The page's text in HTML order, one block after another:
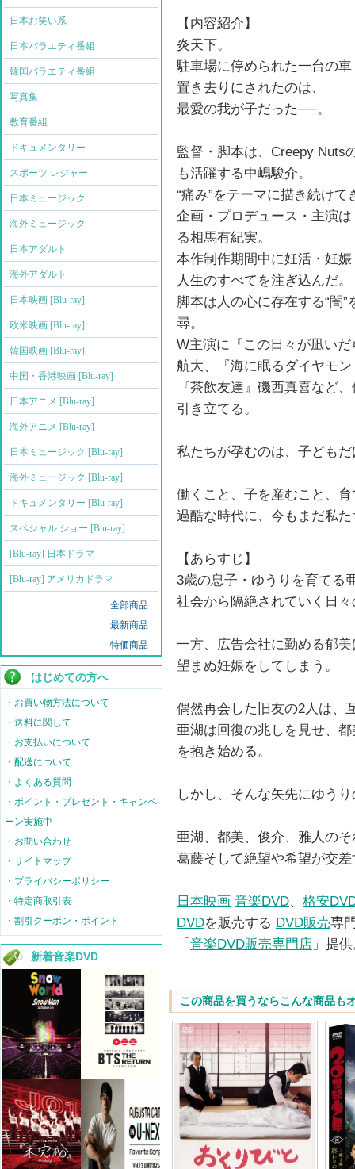
日本お笑い系
日本バラエティ番組
韓国バラエティ番組
写真集
教育番組
ドキュメンタリー
スポーツ レジャー
日本ミュージック
海外ミュージック
日本アダルト
海外アダルト
日本映画 [Blu-ray]
欧米映画 [Blu-ray]
韓国映画 [Blu-ray]
中国・香港映画 [Blu-ray]
日本アニメ [Blu-ray]
海外アニメ [Blu-ray]
日本ミュージック [Blu-ray]
海外ミュージック [Blu-ray]
ドキュメンタリー [Blu-ray]
スペシャル ショー [Blu-ray]
[Blu-ray] 日本ドラマ
[Blu-ray] アメリカドラマ
全部商品
最新商品
特価商品
はじめての方へ
・お買い物方法について
・送料に関して
・お支払いについて
・配送について
・よくある質問
・ポイント・プレゼント・キャンペ
ーン実施中
・お問い合わせ
・サイトマップ
・プライバシーポリシー
・特定商取引表
・割引クーポン・ポイント
新着音楽DVD
【内容紹介】
炎天下。
駐車場に停められた一台の車
置き去りにされたのは、
最愛の我が子だった──。
監督・脚本は、Creepy Nuts
も活躍する中嶋駿介。
“痛み”をテーマに描き続け
企画・プロデュース・主演
る相馬有紀実。
本作制作期間中に妊活・妊
人生のすべてを注ぎ込んだ。
脚本は人の心に存在する“闇
尋。
W主演に『この日々が凪い
航大、『海に眠るダイヤモ
『茶飲友達』磯西真喜など
引き立てる。
私たちが孕むのは、子ども
働くこと、子を産むこと、
過酷な時代に、今もまだ私
【あらすじ】
3歳の息子・ゆうりを育てる
社会から隔絶されていく日
一方、広告会社に勤める郁
望まぬ妊娠をしてしまう。
偶然再会した旧友の2人は、
亜湖は回復の兆しを見せ、
を抱き始める。
しかし、そんな矢先にゆう
亜湖、都美、俊介、雅人の
葛藤そして絶望や希望が交
日本映画 音楽DVD、 格安
DVDを販売する DVD販売専
「 音楽DVD販売専門店 」提
この商品を買うならこんな商品も